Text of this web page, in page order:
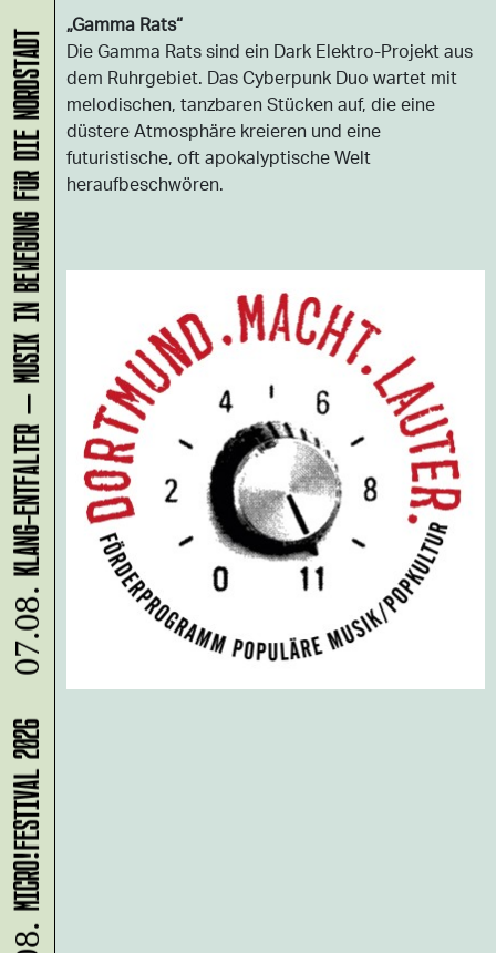
„Gamma Rats“
Die Gamma Rats sind ein Dark Elektro-Projekt aus
dem Ruhrgebiet. Das Cyberpunk Duo wartet mit
melodischen, tanzbaren Stücken auf, die eine
düstere Atmosphäre kreieren und eine
futuristische, oft apokalyptische Welt
heraufbeschwören.
MICRO!FESTIVAL 2026
07.08.
KLANG-ENTFALTER – MUSIK IN BEWEGUNG FÜR DIE NORDSTADT